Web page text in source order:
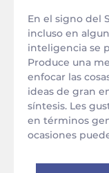
En el signo del
incluso en
inteligencia se
Produce una
enfocar las
ideas de gran
síntesis. Les
en términos
ocasiones